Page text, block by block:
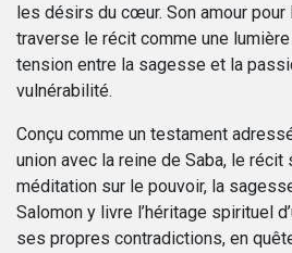
les désirs du cœur. Son amour pour
traverse le récit comme une
tension entre la sagesse et la
vulnérabilité.
Conçu comme un testament
union avec la reine de Saba, le
méditation sur le pouvoir, la
Salomon y livre l’héritage spirituel
ses propres contradictions, en